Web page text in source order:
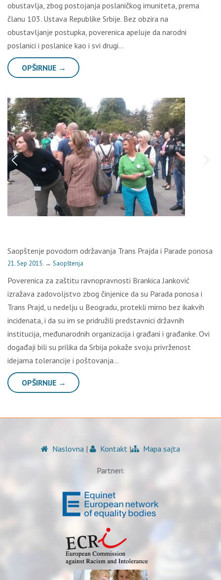
obustavlja, zbog postojanja poslaničkog imuniteta, prema
članu 103. Ustava Republike Srbije. Bez obzira na
obustavljanje postupka, poverenica apeluje da narodni
poslanici i poslanice kao i svi drugi…
OPŠIRNIJE →
Saopštenje povodom održavanja Trans Prajda i Parade ponosa
21. Sep 2015. → Saopštenja
Poverenica za zaštitu ravnopravnosti Brankica Janković
izražava zadovoljstvo zbog činjenice da su Parada ponosa i
Trans Prajd, u nedelju u Beogradu, protekli mirno bez ikakvih
incidenata, i da su im se pridružili predstavnici državnih
institucija, međunarodnih organizacija i građani i građanke. Ovi
događaji bili su prilika da Srbija pokaže svoju privrženost
idejama tolerancije i poštovanja…
OPŠIRNIJE →
Naslovna | Kontakt | Mapa sajta
Partneri: